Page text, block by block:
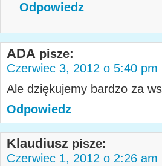
Odpowiedz
ADA pisze:
Czerwiec 3, 2012 o 5:40 pm
Ale dziękujemy bardzo za
Odpowiedz
Klaudiusz pisze:
Czerwiec 1, 2012 o 2:26 am